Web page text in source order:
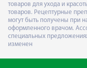
товаров для ухода и
товаров. Рецептурные
могут быть получены при
оформленного врачом.
специальных
изменен